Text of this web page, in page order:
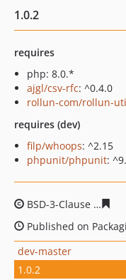
1.0.2
requires
php: 8.0.*
ajgl/csv-rfc: ^0.4.0
rollun-com/rollun-
requires (dev)
filp/whoops: ^2.15
phpunit/phpunit:
BSD-3-Clause
Published on
dev-master
1.0.2